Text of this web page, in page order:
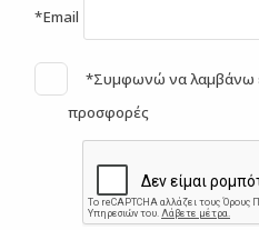
*Email
*Συμφωνώ να λαμβάνω
προσφορές